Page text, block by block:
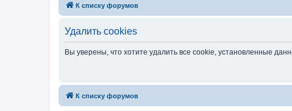
К списку форумов
Удалить cookies
Вы уверены, что хотите удалить все cookie, установленные
К списку форумов